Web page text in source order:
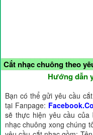
Cắt nhạc chuông theo
Hướng dẫn
Bạn có thể gửi yêu cầu
tại Fanpage:
sẽ thực hiện yêu cầu
nhạc chuông xong chúng